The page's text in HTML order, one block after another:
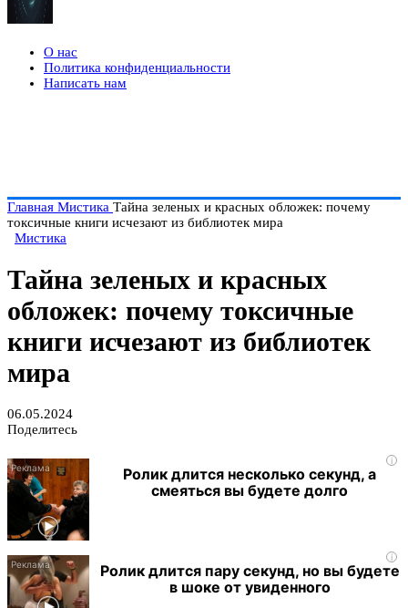
О нас
Политика конфиденциальности
Написать нам
Главная Мистика Тайна зеленых и красных обложек: почему
токсичные книги исчезают из библиотек мира
Мистика
Тайна зеленых и красных
обложек: почему токсичные
книги исчезают из библиотек
мира
06.05.2024
Поделитесь
i
Ролик длится несколько секунд, а
смеяться вы будете долго
i
Ролик длится пару секунд, но вы будете
в шоке от увиденного